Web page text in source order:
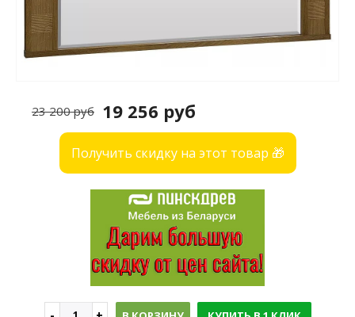
19 256 руб
23 200 руб
Получить скидку на этот товар 🎁